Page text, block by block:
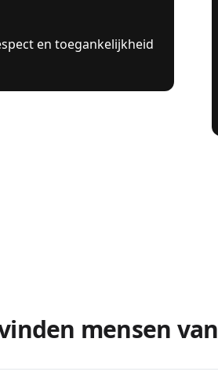
en toegankelijkheid
mensen